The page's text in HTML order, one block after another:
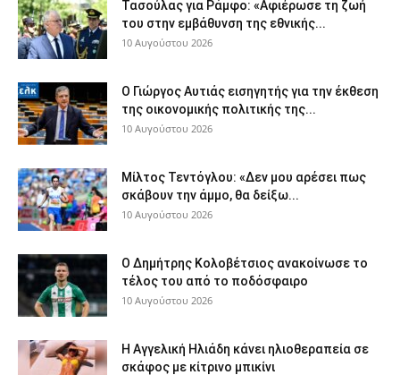
Τασούλας για Ράμφο: «Αφιέρωσε τη ζωή
του στην εμβάθυνση της εθνικής...
10 Αυγούστου 2026
Ο Γιώργος Αυτιάς εισηγητής για την έκθεση
της οικονομικής πολιτικής της...
10 Αυγούστου 2026
Μίλτος Τεντόγλου: «Δεν μου αρέσει πως
σκάβουν την άμμο, θα δείξω...
10 Αυγούστου 2026
Ο Δημήτρης Κολοβέτσιος ανακοίνωσε το
τέλος του από το ποδόσφαιρο
10 Αυγούστου 2026
H Αγγελική Ηλιάδη κάνει ηλιοθεραπεία σε
σκάφος με κίτρινο μπικίνι